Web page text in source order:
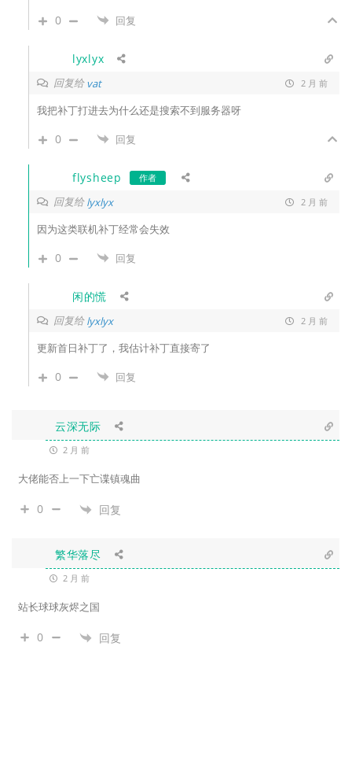
0 回复
lyxlyx
回复给vat 2 月 前
我把补丁打进去为什么还是搜索不到服务器呀
0 回复
flysheep 作者
回复给lyxlyx 2 月 前
因为这类联机补丁经常会失效
0 回复
闲的慌
回复给lyxlyx 2 月 前
更新首日补丁了，我估计补丁直接寄了
0 回复
云深无际
2 月 前
大佬能否上一下亡谍镇魂曲
0 回复
繁华落尽
2 月 前
站长球球灰烬之国
0 回复